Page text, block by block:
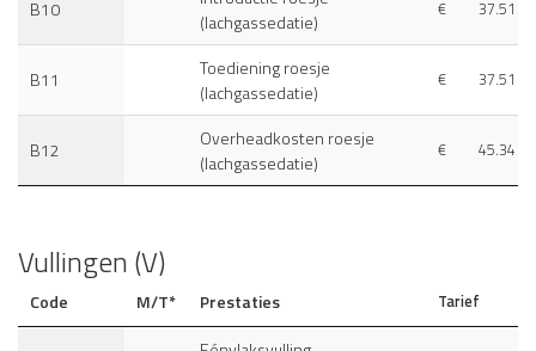
B10
(lachgassedatie)
€ 37.51
B11
Toediening roesje
(lachgassedatie)
€ 37.51
B12
Overheadkosten roesje
(lachgassedatie)
€ 45.34
Vullingen (V)
Code M/T* Prestaties Tarief